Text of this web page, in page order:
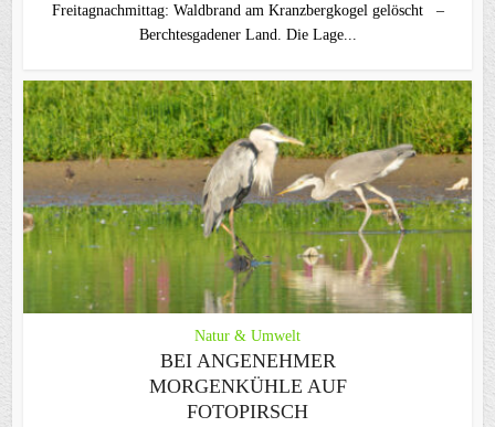
Freitagnachmittag: Waldbrand am Kranzbergkogel gelöscht –
Berchtesgadener Land. Die Lage...
Natur & Umwelt
BEI ANGENEHMER
MORGENKÜHLE AUF
FOTOPIRSCH